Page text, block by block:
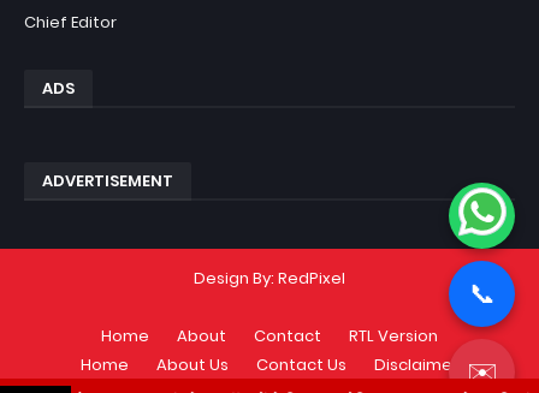
Chief Editor
ADS
ADVERTISEMENT
📞
✉️
Design By: RedPixel
Home About Contact
RTL Version
Home
About Us Contact Us
Disclaimer